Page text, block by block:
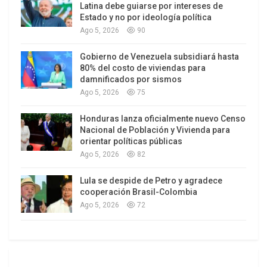
interna en un sistema autárquico y utilizarlo como
elemento de negociación con sus enemigos. Ello
actores clave en la Eurozona (Italia y Alemania),
ampliamente dependientes de sus reservas, lo
cual explica el anuncio alemán de que construirá
dos nuevas terminales de gas licuado para reducir
su dependencia.
Sin embargo, fuera de la intensa propaganda
Estados Unidos y la Unión Europea tendrán éxito o
si, por el contrario, promoverán la búsqueda de
Latina debe guiarse por intereses de
Estado y no por ideología política
Ago 5, 2026 90
Gobierno de Venezuela subsidiará hasta
80% del costo de viviendas para
damnificados por sismos
Ago 5, 2026 75
Honduras lanza oficialmente nuevo Censo
Nacional de Población y Vivienda para
orientar políticas públicas
Ago 5, 2026 82
Lula se despide de Petro y agradece
cooperación Brasil-Colombia
Ago 5, 2026 72